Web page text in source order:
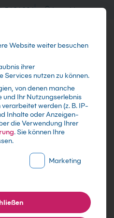
5191986 Anmelden
Website weiter besuchen
ihrer
Services nutzen zu können.
von denen manche
und Ihr Nutzungserlebnis
werden (z. B. IP-
Inhalte oder Anzeigen-
die Verwendung Ihrer
.Sie können Ihre
für die eine Einwilligung
Marketing